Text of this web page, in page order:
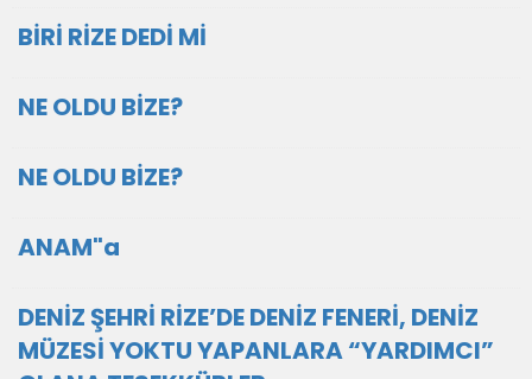
BİRİ RİZE DEDİ Mİ
NE OLDU BİZE?
NE OLDU BİZE?
ANAM"a
DENİZ ŞEHRİ RİZE’DE DENİZ FENERİ, DENİZ
MÜZESİ YOKTU YAPANLARA “YARDIMCI”